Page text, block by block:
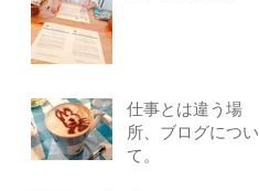
仕事とは違う場
所、ブログについ
て。